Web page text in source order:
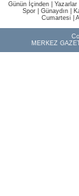
Günün İçinden Yazarlar
Spor
Günaydın
Cumartesi|
MERKEZ